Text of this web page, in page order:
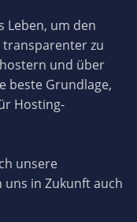
Leben, um den
transparenter zu
und über
beste Grundlage,
Hosting-
unsere
uns in Zukunft auch